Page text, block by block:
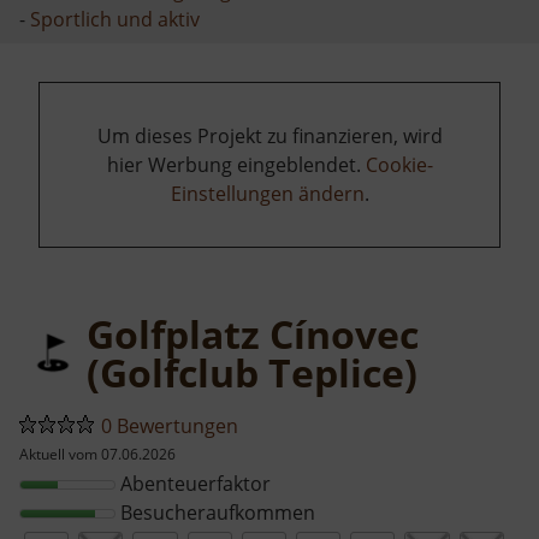
- Sportlich und aktiv
Um dieses Projekt zu finanzieren, wird
hier Werbung eingeblendet. Cookie-
Einstellungen ändern.
Golfplatz Cínovec
(Golfclub Teplice)
0 Bewertungen
Aktuell vom 07.06.2026
Abenteuerfaktor
Besucheraufkommen